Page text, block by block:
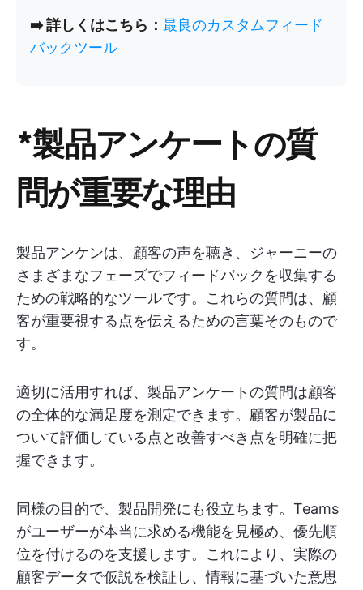
➡️ 詳しくはこちら： 最良のカスタムフィード
バックツール
*製品アンケートの質
問が重要な理由
製品アンケンは、顧客の声を聴き、ジャーニーの
さまざまなフェーズでフィードバックを収集する
ための戦略的なツールです。これらの質問は、顧
客が重要視する点を伝えるための言葉そのもので
す。
適切に活用すれば、製品アンケートの質問は顧客
の全体的な満足度を測定できます。顧客が製品に
ついて評価している点と改善すべき点を明確に把
握できます。
同様の目的で、製品開発にも役立ちます。Teams
がユーザーが本当に求める機能を見極め、優先順
位を付けるのを支援します。これにより、実際の
顧客データで仮説を検証し、情報に基づいた意思